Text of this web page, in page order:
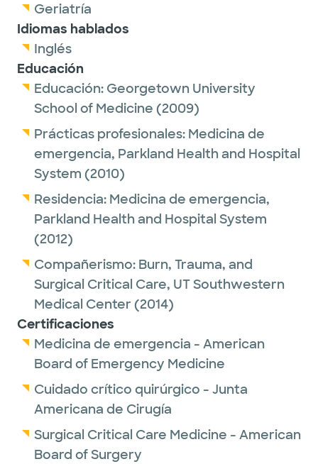
Geriatría
Idiomas hablados
Inglés
Educación
Educación: Georgetown University
School of Medicine (2009)
Prácticas profesionales: Medicina de
emergencia, Parkland Health and Hospital
System (2010)
Residencia: Medicina de emergencia,
Parkland Health and Hospital System
(2012)
Compañerismo: Burn, Trauma, and
Surgical Critical Care, UT Southwestern
Medical Center (2014)
Certificaciones
Medicina de emergencia - American
Board of Emergency Medicine
Cuidado crítico quirúrgico - Junta
Americana de Cirugía
Surgical Critical Care Medicine - American
Board of Surgery